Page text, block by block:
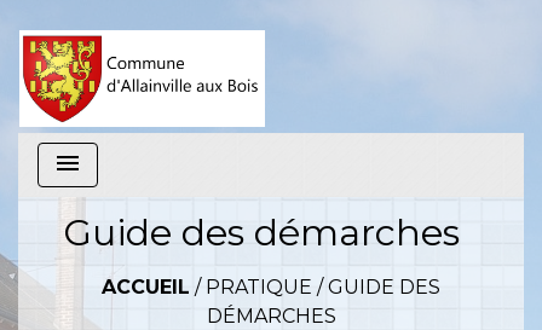
menu
Guide des démarches
ACCUEIL / PRATIQUE /GUIDE DES
DÉMARCHES